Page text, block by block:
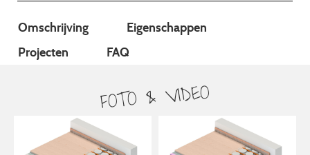
Omschrijving
Eigenschappen
Projecten
FAQ
FOTO & VIDEO